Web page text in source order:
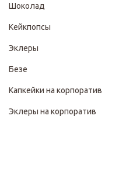
Шоколад
Кейкпопсы
Эклеры
Безе
Капкейки на корпоратив
Эклеры на корпоратив